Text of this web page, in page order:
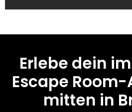
Erlebe dein
Escape
mitten in